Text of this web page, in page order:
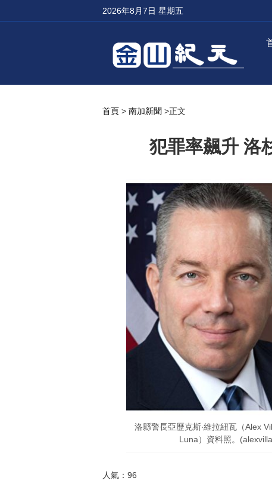
2026年8月7日 星期五
首頁 > 南加新聞 >正文
犯罪率飆升 洛
洛縣警長亞歷克斯‧維拉紐瓦（Alex
Luna）資料照。
人氣：96